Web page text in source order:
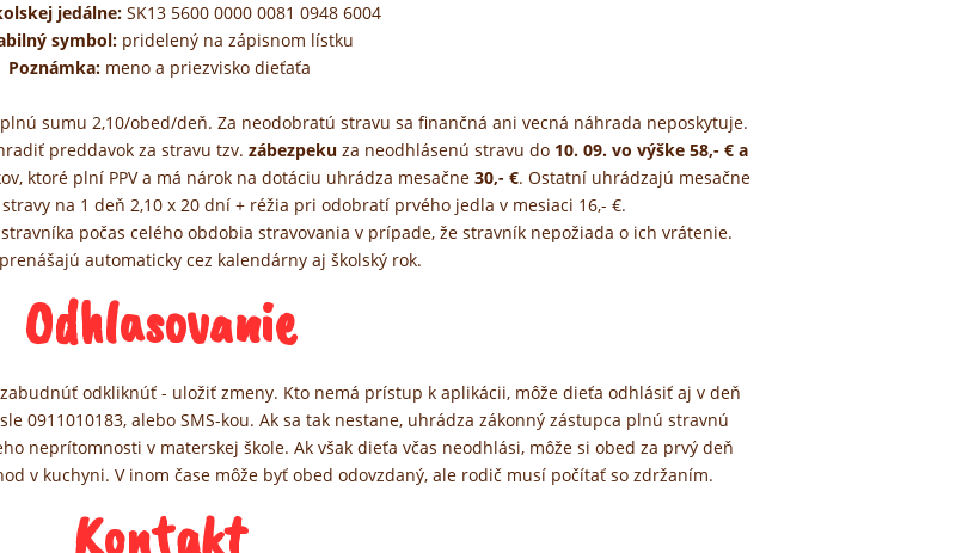
jedálne: SK13 5600 0000 0081 0948 6004
symbol: pridelený na zápisnom lístku
Poznámka:meno a priezvisko dieťaťa
sumu 2,10/obed/deň. Za neodobratú stravu sa finančná ani vecná náhrada neposkytuje.
preddavok za stravu tzv. zábezpeku za neodhlásenú stravu do 10. 09. vo výške 58,- € a
ktoré plní PPV a má nárok na dotáciu uhrádza mesačne 30,- €. Ostatní uhrádzajú mesačne
na 1 deň 2,10 x 20 dní + réžia pri odobratí prvého jedla v mesiaci 16,- €.
počas celého obdobia stravovania v prípade, že stravník nepožiada o ich vrátenie.
automaticky cez kalendárny aj školský rok.
Odhlasovanie
odkliknúť - uložiť zmeny. Kto nemá prístup k aplikácii, môže dieťa odhlásiť aj v deň
0911010183, alebo SMS-kou. Ak sa tak nestane, uhrádza zákonný zástupca plnú stravnú
neprítomnosti v materskej škole. Ak však dieťa včas neodhlási, môže si obed za prvý deň
v kuchyni. V inom čase môže byť obed odovzdaný, ale rodič musí počítať so zdržaním.
Kontakt